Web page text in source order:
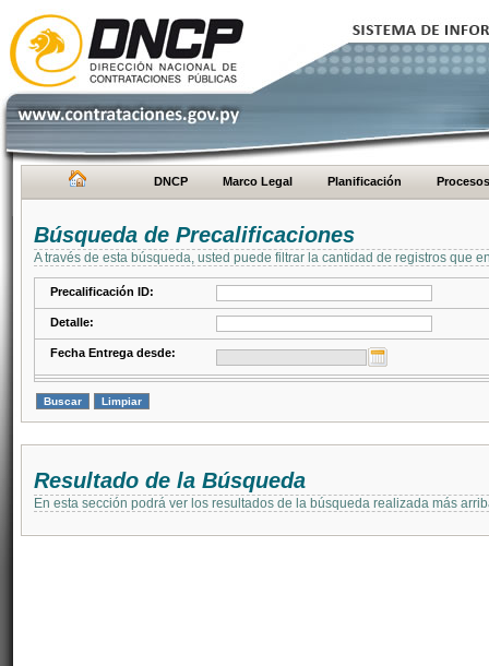
DNCP Marco Legal Planificación Procesos
Búsqueda de Precalificaciones
A través de esta búsqueda, usted puede filtrar la cantidad de registros que
Precalificación ID:
Detalle:
Fecha Entrega desde:
Resultado de la Búsqueda
En esta sección podrá ver los resultados de la búsqueda realizada más